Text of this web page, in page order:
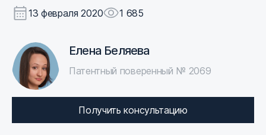
13 февраля 2020 1 685
Елена Беляева
Патентный поверенный № 2069
Получить консультацию